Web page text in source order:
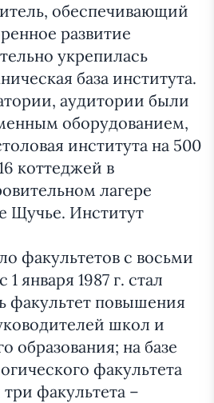
обеспечивающий
развитие
укрепилась
база института.
аудитории были
оборудованием,
института на 500
коттеджей в
лагере
Щучье. Институт
факультетов с восьми
января 1987 г. стал
факультет повышения
школ и
образования; на базе
факультета
факультета –